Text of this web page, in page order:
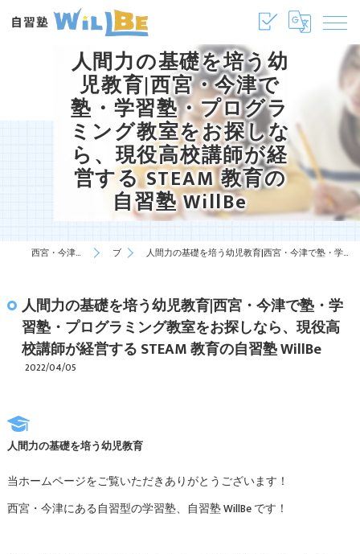
人間力の基礎を培う幼
児教育|西宮・今津で
塾・学習塾・プログラ
ミング教室をお探しな
ら、現役高校講師が経
営する STEAM 教育の
自習塾 WillBe
西宮・今津の塾・学習塾は自習塾WillBe ブログ 人間力の基礎を培う幼児教育|西宮・今津で塾・学習塾・プログラミング教室をお探しなら、現役高校講師が経営する STEAM 教育の自習塾 WillBe
人間力の基礎を培う幼児教育|西宮・今津で塾・学
習塾・プログラミング教室をお探しなら、現役高
校講師が経営する STEAM 教育の自習塾 WillBe
2022/04/05
人間力の基礎を培う幼児教育
当ホームページをご覧いただきありがとうございます！
西宮・今津にある自習型の学習塾、自習塾 WillBe です！